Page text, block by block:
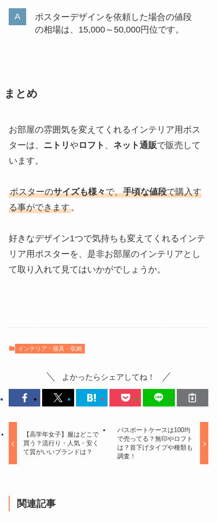
ポスターデザインを依頼した場合の値段
の相場は、15,000～50,000円位です。
まとめ
お部屋の雰囲気を変えてくれるインテリア用ポス
ターは、 ニトリ や ロフト 、 ネット通販で販売して
います。
ポスターのサイズも様々で、手頃な値段で購入す
る事ができます。
好きなデザイン1つで気持ちも変えてくれるインテ
リア用ポスターを、是非お部屋のインテリアとし
て取り入れて見てはいかがでしょうか。
インテリア・寝具・収納
よかったらシェアしてね！
【高学年女子】服はどこで
買う？流行り・人気・安く
て質がいいブランドは？
パスポートケースは100均
で売ってる？無印やロフト
は？首下げタイプや種類も
調査！
関連記事